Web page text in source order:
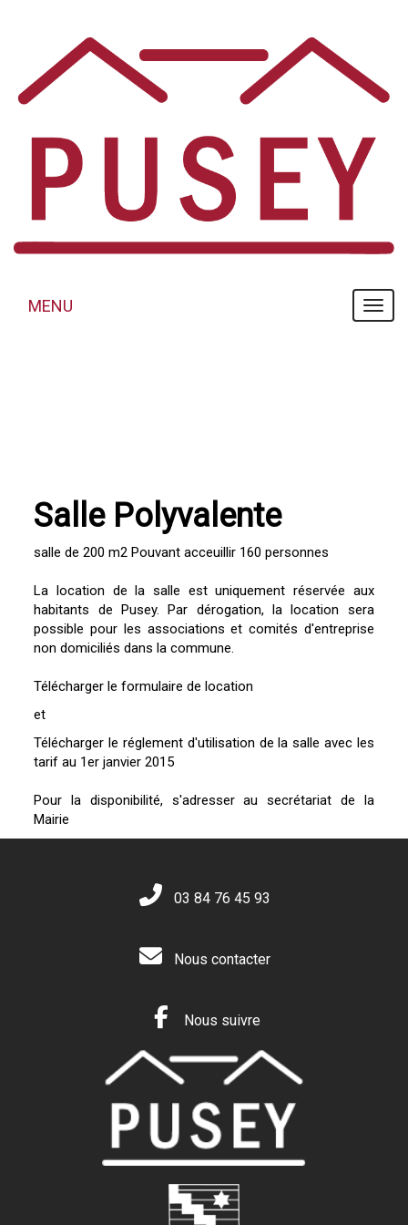
MENU
MENU
Salle Polyvalente
salle de 200 m2 Pouvant acceuillir 160 personnes
La location de la salle est uniquement réservée aux
habitants de Pusey. Par dérogation, la location sera
possible pour les associations et comités d'entreprise
non domiciliés dans la commune.
Télécharger le formulaire de location
et
Télécharger le réglement d'utilisation de la salle avec les
tarif au 1er janvier 2015
Pour la disponibilité, s'adresser au secrétariat de la
Mairie
03 84 76 45 93
Nous contacter
Nous suivre